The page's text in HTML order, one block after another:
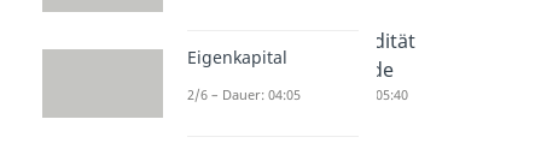
Dauer: 03:28 Dauer: 04:55
Liquidität
sgrade
Dauer: 05:40
Eigenkapital
2/6 – Dauer: 04:05